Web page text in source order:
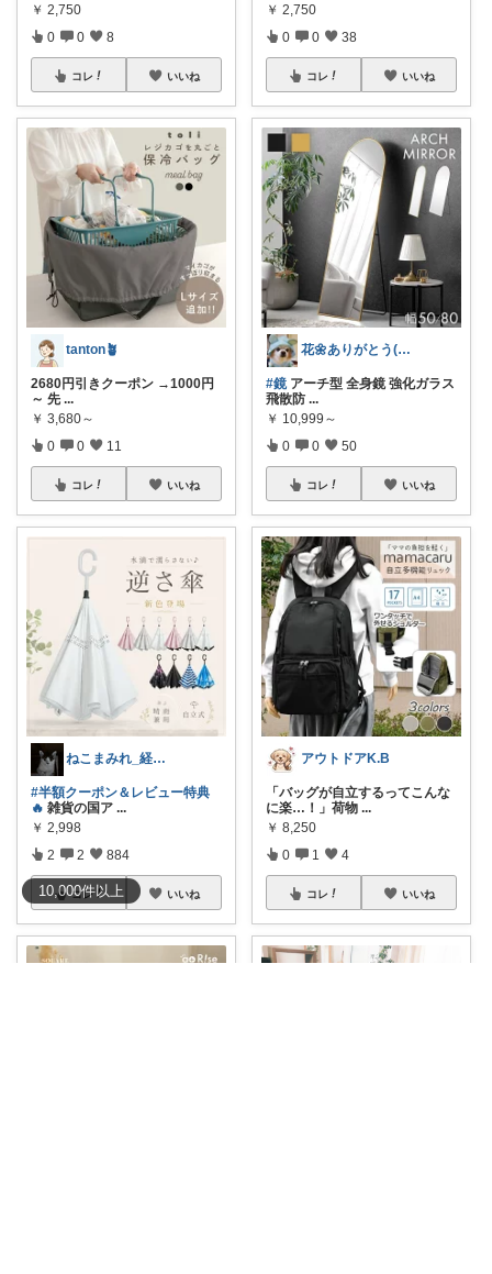
10,000件以上
￥ 2,750
0 0 8
コレ いいね
tanton🪴
2680円引きクーポン →1000円
～ 先 ...
￥ 3,680～
0 0 11
コレ いいね
ねこまみれ_経由感謝致します🐈
#半額クーポン＆レビュー特典
🔥 雑貨の国ア ...
￥ 2,998
2 2 884
コレ いいね
￥ 2,750
0 0 38
コレ いいね
花🌼ありがとう(*･ω･)*_ _)ﾍ
#鏡 アーチ型 全身鏡 強化ガラス
飛散防 ...
￥ 10,999～
0 0 50
コレ いいね
アウトドアK.B
「バッグが自立するってこんな
に楽…！」荷物 ...
￥ 8,250
0 1 4
コレ いいね